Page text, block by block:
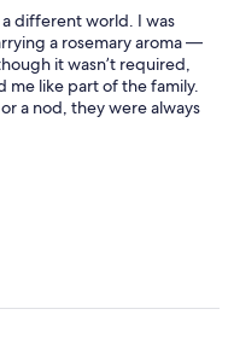
different world. I was
a rosemary aroma —
it wasn’t required,
me like part of the family.
a nod, they were always
accurate. The food
seaside bar and Turkish
after 19 hours of travel,
The barber, Max, gave
like a rock star.